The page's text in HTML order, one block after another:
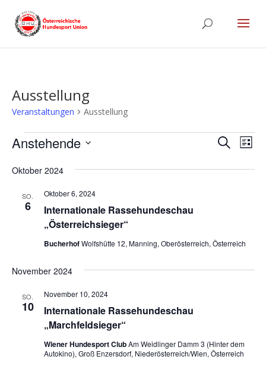
Ausstellung
Veranstaltungen Ausstellung
Veranstaltungen
und
SucheListe
Anstehende
wählen.
Oktober 2024
SO.
6
Internationale Rassehundeschau
„Österreichsieger“
Oktober 6, 2024
BucherhofWolfshütte 12, Manning, Oberösterreich, Österreich
November 2024
SO.
10
Internationale Rassehundeschau
„Marchfeldsieger“
November 10, 2024
Wiener Hundesport ClubAm Weidlinger Damm 3 (Hinter dem
Autokino), Groß Enzersdorf, Niederösterreich/Wien, Österreich